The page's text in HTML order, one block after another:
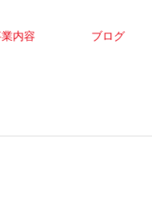
内容 ブログ